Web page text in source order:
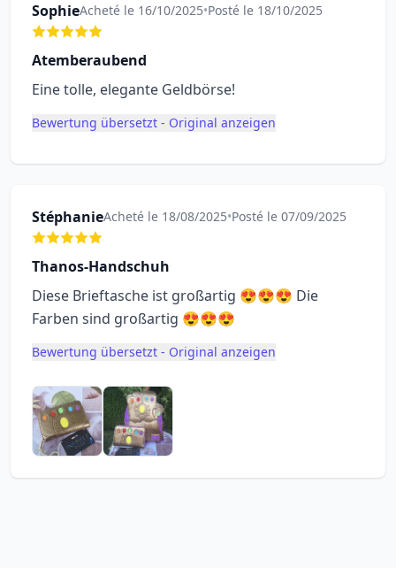
SophieAcheté le 16/10/2025•Posté le 18/10/2025
Atemberaubend
Eine tolle, elegante Geldbörse!
Bewertung übersetzt - Original anzeigen
StéphanieAcheté le 18/08/2025•Posté le 07/09/2025
Thanos-Handschuh
Diese Brieftasche ist großartig 😍😍😍 Die
Farben sind großartig 😍😍😍
Bewertung übersetzt - Original anzeigen